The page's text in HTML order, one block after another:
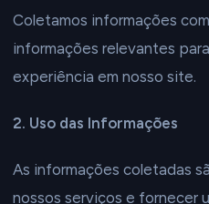
Coletamos informações
informações relevantes
experiência em nosso site.
2. Uso das Informações
As informações coletadas
nossos serviços e fornecer